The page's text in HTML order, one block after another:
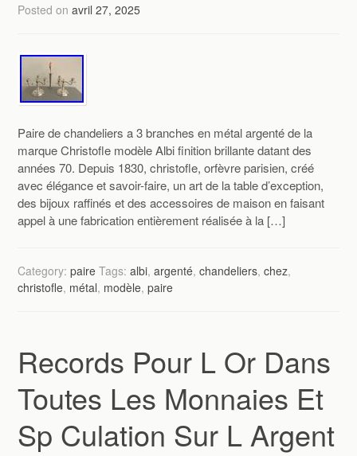
Posted onavril 27, 2025
Paire de chandeliers a 3 branches en métal argenté de la
marque Christofle modèle Albi finition brillante datant des
années 70. Depuis 1830, christofle, orfèvre parisien, créé
avec élégance et savoir-faire, un art de la table d’exception,
des bijoux raffinés et des accessoires de maison en faisant
appel à une fabrication entièrement réalisée à la […]
Category:paire Tags:albi,argenté,chandeliers,chez,
christofle, métal, modèle,paire
Records Pour L Or Dans
Toutes Les Monnaies Et
Sp Culation Sur L Argent